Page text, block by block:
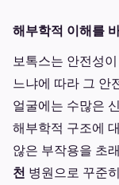
해부학적 이해를
보톡스는 안전성
느냐에 따라 그 안
얼굴에는 수많은
해부학적 구조에
않은 부작용을 초
천 병원으로 꾸준